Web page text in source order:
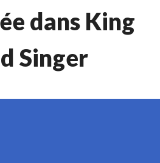
dans King
Singer